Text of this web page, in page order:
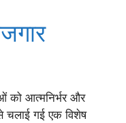
को आत्मनिर्भर और
चलाई गई एक विशेष